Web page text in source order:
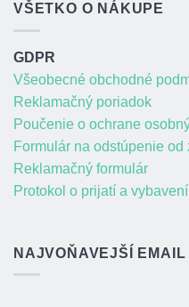
VŠETKO O NÁKUPE
GDPR
Všeobecné obchodné
Reklamačný poriadok
Poučenie o ochrane
Formulár na odstúpenie od
Reklamačný formulár
Protokol o prijatí a
NAJVOŇAVEJŠÍ EMAIL